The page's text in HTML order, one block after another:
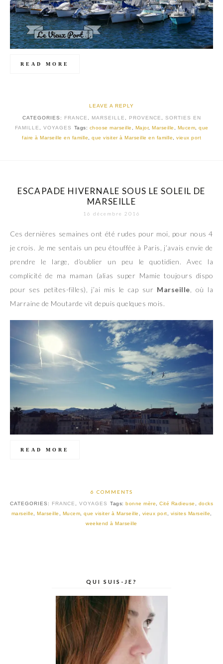
READ MORE
LEAVE A REPLY
CATEGORIES: FRANCE MARSEILLE PROVENCE
SORTIES EN
FAMILLE
VOYAGES Tags: choose marseille Major, Marseille Mucem
que
faire à Marseille en famille
que visiter à Marseille en famille vieux port
ESCAPADE HIVERNALE SOUS LE SOLEIL DE
MARSEILLE
16 décembre 2016
Ces dernières semaines ont été rudes pour moi, pour nous 4
je crois. Je me sentais un peu étouffée à Paris, j’avais envie de
prendre le large, d’oublier un peu le quotidien. Avec la
complicité de ma maman (alias super Mamie toujours dispo
pour ses petites-filles), j’ai mis le cap sur Marseille , où la
Marraine de Moutarde vit depuis quelques mois.
READ MORE
6 COMMENTS
CATEGORIES: FRANCE VOYAGES Tags: bonne mère Cité Radieuse
docks
marseille
Marseille Mucem que visiter à Marseille vieux port visites Marseille
weekend à Marseille
QUI SUIS-JE?